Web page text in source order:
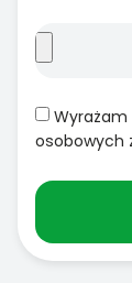
osobowych